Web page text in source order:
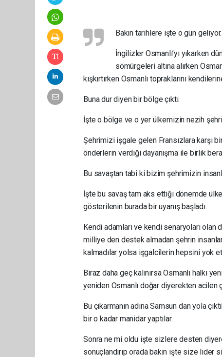
Bakın tarihlere işte o gün geliyor.
İngilizler Osmanlı’yı yıkarken
sömürgeleri altına alırken
kışkırtırken Osmanlı topraklarını
Buna dur diyen bir bölge çıktı.
İşte o bölge ve o yer ülkemizin nezih
Şehrimizi işgale gelen Fransızlara karşı
önderlerin verdiği dayanışma ile birlik
Bu savaştan tabi ki bizim şehrimizin
İşte bu savaş tam aks ettiği dönemde
gösterilenin burada bir uyanış başladı.
Kendi adamları ve kendi senaryoları
milliye den destek almadan şehrin
kalmadılar yolsa işgalcilerin hepsini yok
Biraz daha geç kalınırsa Osmanlı halkı
yeniden Osmanlı doğar diyerekten acilen
Bu çıkarmanın adına Samsun dan yola
bir o kadar manidar yaptılar.
Sonra ne mi oldu işte sizlere desten
sonuçlandırıp orada bakın işte size lider